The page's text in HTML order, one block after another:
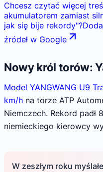
Chcesz czytać więcej
akumulatorem zamiast
jak się bije rekordy"?
źródeł w Google
Nowy król torów:
Model YANGWANG U9
km/h na torze ATP
Niemczech. Rekord padł
niemieckiego kierowcy
W zeszłym roku